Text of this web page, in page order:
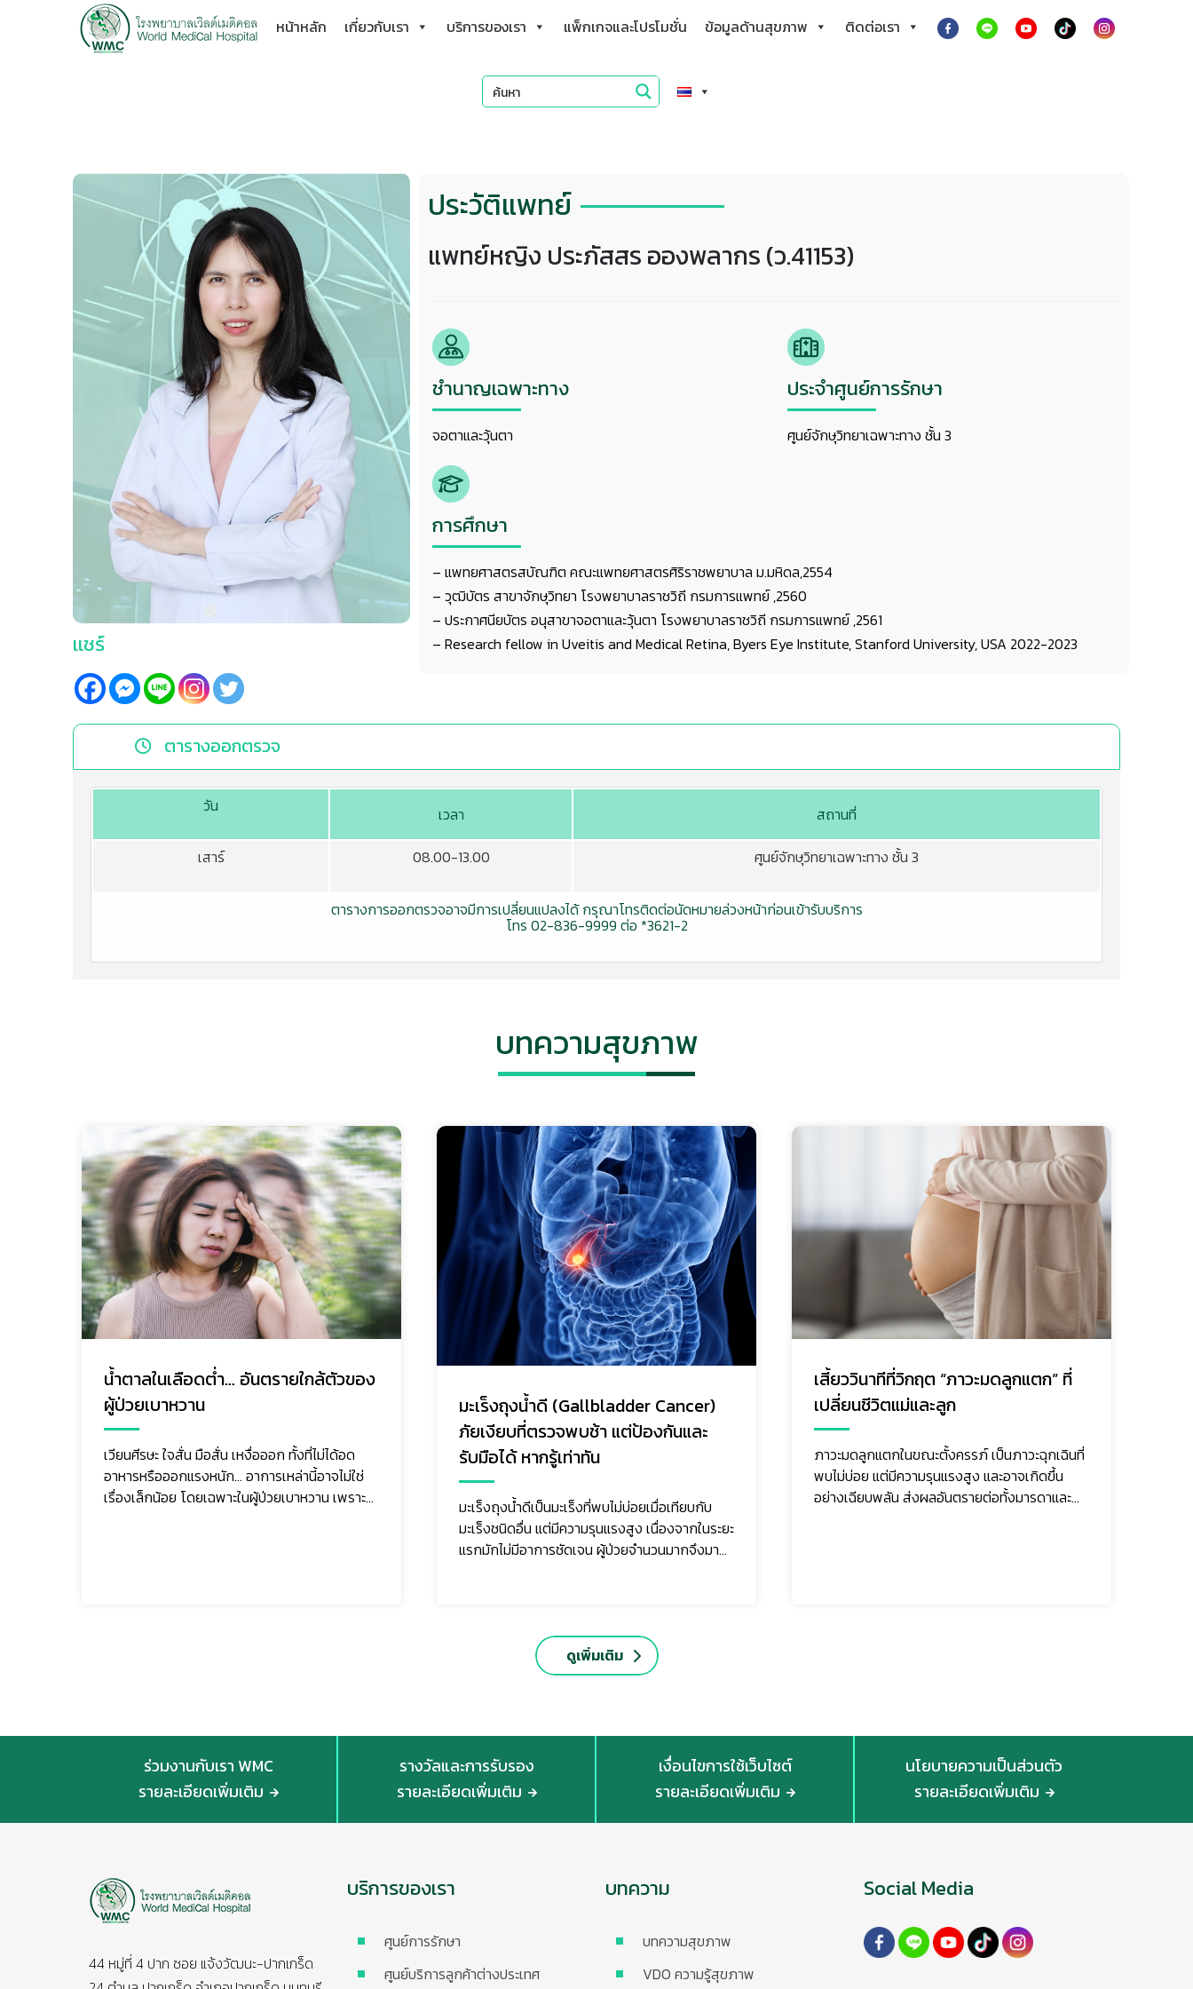
หน้าหลัก เกี่ยวกับเรา บริการของเรา แพ็กเกจและโปรโมชั่น ข้อมูลด้านสุขภาพ ติดต่อเรา
เเชร์
ประวัติแพทย์
แพทย์หญิง ประภัสสร อองพลากร (ว.41153)
ชำนาญเฉพาะทาง
จอตาและวุ้นตา
ประจำศูนย์การรักษา
ศูนย์จักษุวิทยาเฉพาะทาง ชั้น 3
การศึกษา
– แพทยศาสตรสบัณฑิต คณะแพทยศาสตรศิริราชพยาบาล ม.มหิดล,2554
– วุฒิบัตร สาขาจักษุวิทยา โรงพยาบาลราชวิถี กรมการแพทย์ ,2560
– ประกาศนียบัตร อนุสาขาจอตาและวุ้นตา โรงพยาบาลราชวิถี กรมการแพทย์ ,2561
– Research fellow in Uveitis and Medical Retina, Byers Eye Institute, Stanford University, USA 2022-2023
ตารางออกตรวจ
วัน เวลา
สถานที่
เสาร์
08.00-13.00 ศูนย์จักษุวิทยาเฉพาะทาง ชั้น 3
ตารางการออกตรวจอาจมีการเปลี่ยนแปลงได้ กรุณาโทรติดต่อนัดหมายล่วงหน้าก่อนเข้ารับบริการ
โทร 02-836-9999 ต่อ *3621-2
บทความสุขภาพ
มะเร็งถุงน้ำดี (Gallbladder Cancer)
ภัยเงียบที่ตรวจพบช้า แต่ป้องกันและ
รับมือได้ หากรู้เท่าทัน
มะเร็งถุงน้ำดีเป็นมะเร็งที่พบไม่บ่อยเมื่อเทียบกับ
เปลี่ยนชีวิตแม่และลูก
ภาวะมดลูกแตกในขณะตั้งครรภ์ เป็นภาวะฉุกเฉินที่
พบไม่บ่อย แต่มีความรุนแรงสูง และอาจเกิดขึ้น
อย่างเฉียบพลัน ส่งผลอันตรายต่อทั้งมารดาและ
ทารกในครรภ์
ฝุ่น PM2.5… กับผู้ป่วยมะเร็ง เรื่องใกล้ตัว
ที่ญาติไม่ควรมองข้าม
ผู้ป่วยมะเร็งส่วนใหญ่อยู่ในภาวะที่ร่างกายอ่อนแอ
ไม่ว่าจะจากตัวโรคเอง หรือจากการรักษา เช่น เคมี
บำบัด รังสีรักษา หรือยาบางชนิดที่กดภูมิคุ้มกัน
เมื่อร่าง...
ดูเพิ่มเติม
ร่วมงานกับเรา WMC
รายละเอียดเพิ่มเติม
รางวัลและการรับรอง
รายละเอียดเพิ่มเติม
เงื่อนไขการใช้เว็บไซต์
รายละเอียดเพิ่มเติม
นโยบายความเป็นส่วนตัว
รายละเอียดเพิ่มเติม
44 หมู่ที่ 4 ปาก ซอย แจ้งวัฒนะ-ปากเกร็ด
บริการของเรา
ศูนย์การรักษา
ศูนย์บริการลูกค้าต่างประเทศ
บทความ
บทความสุขภาพ
VDO ความรู้สุขภาพ
Social Media